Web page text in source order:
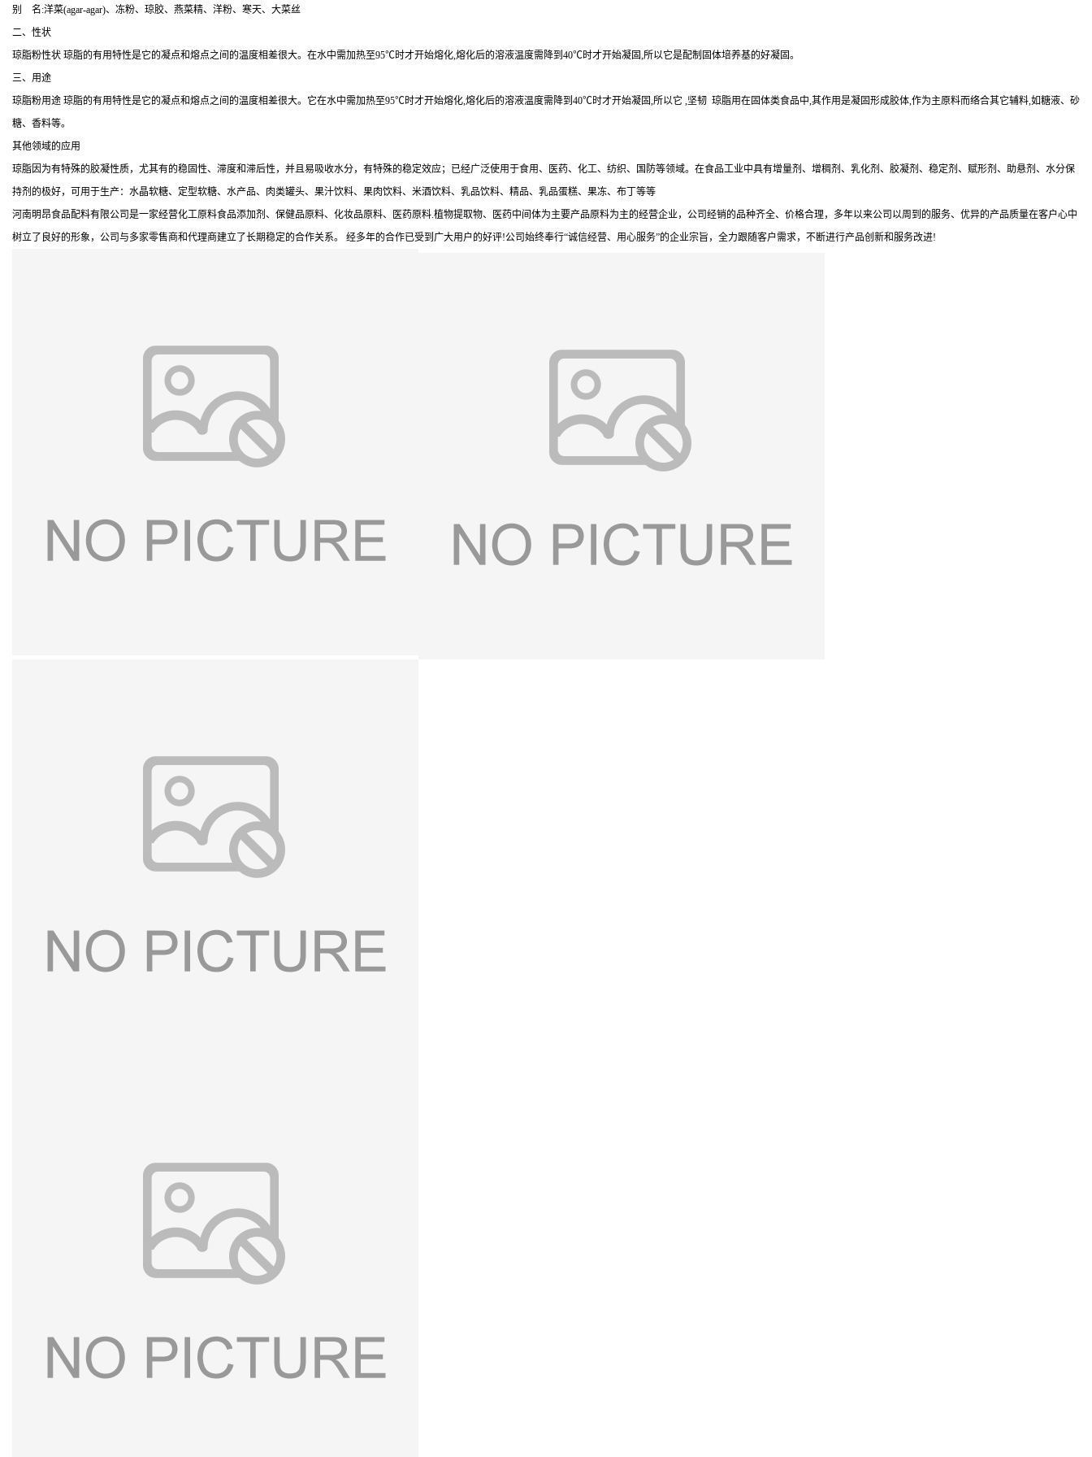
别 名:洋菜(agar-agar)、冻粉、琼胶、燕菜精、洋粉、寒天、大菜丝
二、性状
琼脂粉性状 琼脂的有用特性是它的凝点和熔点之间的温度相差很大。在水中需加热至95℃时才开始熔化,熔化后的溶液温度需降到40℃时才开始凝固,所以它是配制固体培养基的好凝固。
三、用途
琼脂粉用途 琼脂的有用特性是它的凝点和熔点之间的温度相差很大。它在水中需加热至95℃时才开始熔化,熔化后的溶液温度需降到40℃时才开始凝固,所以它 ,坚韧 琼脂用在固体类食品中,其作用是凝固形成胶体,作为主原料而络合其它辅料,如糖液、砂
糖、香料等。
其他领域的应用
琼脂因为有特殊的胶凝性质，尤其有的稳固性、滞度和滞后性，并且易吸收水分，有特殊的稳定效应；已经广泛使用于食用、医药、化工、纺织、国防等领域。在食品工业中具有增量剂、增稠剂、乳化剂、胶凝剂、稳定剂、赋形剂、助悬剂、水分保
持剂的极好，可用于生产：水晶软糖、定型软糖、水产品、肉类罐头、果汁饮料、果肉饮料、米酒饮料、乳品饮料、精品、乳品蛋糕、果冻、布丁等等
河南明昂食品配料有限公司是一家经营化工原料食品添加剂、保健品原料、化妆品原料、医药原料.植物提取物、医药中间体为主要产品原料为主的经营企业，公司经销的品种齐全、价格合理，多年以来公司以周到的服务、优异的产品质量在客户心中
树立了良好的形象，公司与多家零售商和代理商建立了长期稳定的合作关系。 经多年的合作已受到广大用户的好评!公司始终奉行“诚信经营、用心服务”的企业宗旨，全力跟随客户需求，不断进行产品创新和服务改进!